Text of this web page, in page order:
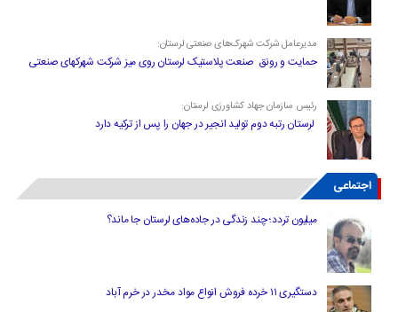
مدیرعامل شرکت شهرک‌های صنعتی لرستان:
حمایت و رونق صنعت پلاستیک لرستان روی میز شرکت شهرکهای صنعتی
رئیس سازمان جهاد کشاورزی لرستان:
لرستان رتبه دوم تولید انجیر در جهان را پس از ترکیه دارد
اجتماعی
میلیون تردد؛ چند زندگی در جاده‌های لرستان جا ماند؟
دستگیری ۱۱ خرده فروش انواع مواد مخدر در خرم آباد